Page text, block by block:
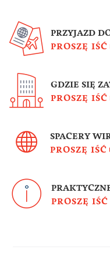
PRZYJAZD
PROSZĘ IŚĆ
GDZIE SIĘ
PROSZĘ IŚĆ
SPACERY
PROSZĘ IŚĆ
PROSZĘ IŚĆ